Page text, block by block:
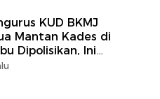
KUD BKMJ
Mantan Kades di
Dipolisikan, Ini